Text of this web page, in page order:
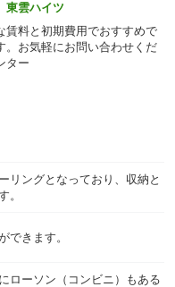
東雲ハイツ
賃料と初期費用でおすすめで
。お気軽にお問い合わせくだ
ター
リングとなっており、収納と
。
できます。
ローソン（コンビニ）もある